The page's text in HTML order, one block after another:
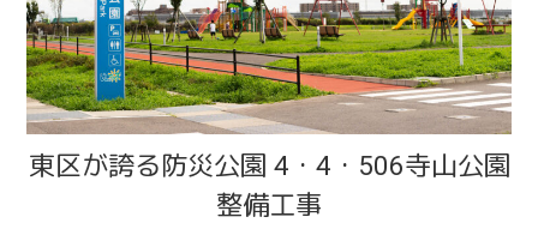
東区が誇る防災公園 4・4・506寺山公園
整備工事